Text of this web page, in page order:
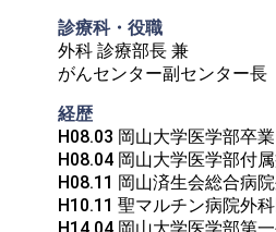
診療科・役職
外科 診療部長 兼
がんセンター副センター長
経歴
H08.03 岡山大学医学部卒業
H08.04 岡山大学医学部付
H08.11 岡山済生会総合病
H10.11 聖マルチン病院外
H14.04 岡山大学医学部第